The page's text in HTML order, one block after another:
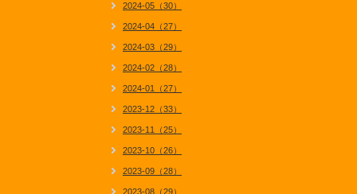
2024-05（30）
2024-04（27）
2024-03（29）
2024-02（28）
2024-01（27）
2023-12（33）
2023-11（25）
2023-10（26）
2023-09（28）
2023-08（29）